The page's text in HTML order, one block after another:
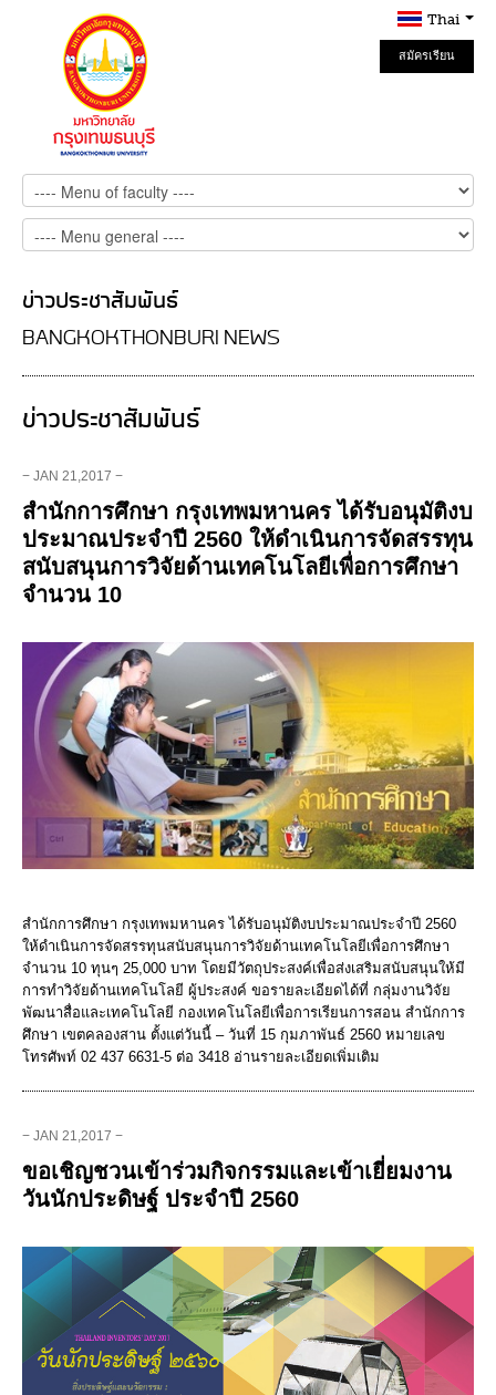
Thai
สมัครเรียน
Online
ข่าวประชาสัมพันธ์
BANGKOKTHONBURI NEWS
ข่าวประชาสัมพันธ์
− JAN 21,2017 −
สำนักการศึกษา กรุงเทพมหานคร ได้รับอนุมัติงบ
ประมาณประจำปี 2560 ให้ดำเนินการจัดสรรทุน
สนับสนุนการวิจัยด้านเทคโนโลยีเพื่อการศึกษา
จำนวน 10
สำนักการศึกษา กรุงเทพมหานคร ได้รับอนุมัติงบประมาณประจำปี 2560
ให้ดำเนินการจัดสรรทุนสนับสนุนการวิจัยด้านเทคโนโลยีเพื่อการศึกษา
จำนวน 10 ทุนๆ 25,000 บาท โดยมีวัตถุประสงค์เพื่อส่งเสริมสนับสนุนให้มี
การทำวิจัยด้านเทคโนโลยี ผู้ประสงค์ ขอรายละเอียดได้ที่ กลุ่มงานวิจัย
พัฒนาสื่อและเทคโนโลยี กองเทคโนโลยีเพื่อการเรียนการสอน สำนักการ
ศึกษา เขตคลองสาน ตั้งแต่วันนี้ – วันที่ 15 กุมภาพันธ์ 2560 หมายเลข
โทรศัพท์ 02 437 6631-5 ต่อ 3418 อ่านรายละเอียดเพิ่มเติม
− JAN 21,2017 −
ขอเชิญชวนเข้าร่วมกิจกรรมและเข้าเยี่ยมงาน
วันนักประดิษฐ์ ประจำปี 2560